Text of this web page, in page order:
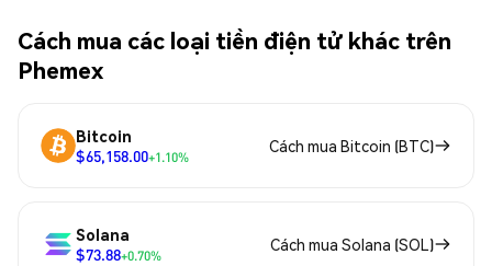
Cách mua các loại tiền điện tử khác trên
Phemex
Bitcoin
$65,158.00+1.10%
Cách mua Bitcoin (BTC)
Solana
$73.88+0.70%
Cách mua Solana (SOL)